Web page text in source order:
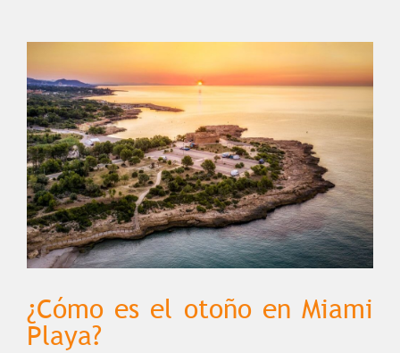
¿Cómo es el otoño en Miami
Playa?